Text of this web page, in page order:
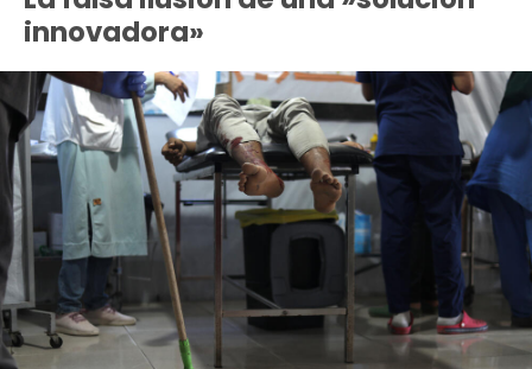
innovadora»